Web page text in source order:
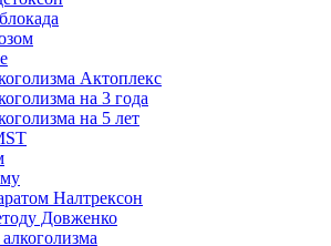
Актоплекс
на 3 года
на 5 лет
Налтрексон
Довженко